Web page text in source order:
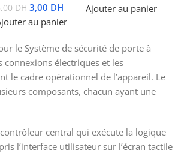
DH 3,00 DH
au panier
Ajouter au panier
le Système de sécurité de porte à
connexions électriques et les
le cadre opérationnel de l’appareil. Le
composants, chacun ayant une
central qui exécute la logique
l’interface utilisateur sur l’écran tactile